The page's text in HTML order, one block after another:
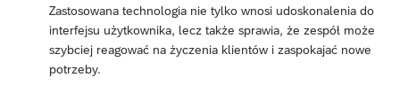
Zastosowana technologia nie tylko wnosi udoskonalenia do
interfejsu użytkownika, lecz także sprawia, że zespół może
szybciej reagować na życzenia klientów i zaspokajać nowe
potrzeby.